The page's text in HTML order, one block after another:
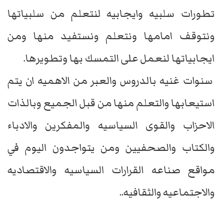
تطورات سلبيه وايجابيه لنتعلم من سلبياتها
ونتوقف امامها ونتعلم ونستفيد منها ومن
ايجابياتها لنعمل على التمسك بها وتطويرها.
سنوات غنيه بالدروس والعبر من الاهميه ان يتم
استيعابها والتعلم منها من قبل الجميع وبالذات
الاحزاب والقوى السياسيه والمفكرين والادباء
والكتاب والصحفيين ومن يتواجدون اليوم في
مواقع صناعه القرارات السياسيه والاقتصاديه
والاجتماعيه والثقافيه..